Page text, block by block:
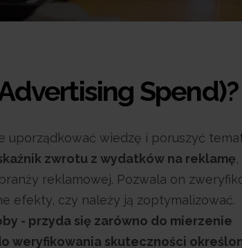
Spend)?
uporządkować wiedzę i poruszyć
zwrotu z wydatków na reklamę
reklamowej. Pozwala on
efekty, czy należy ją zoptymalizować.
- przyda się zarówno do mierzenie
weryfikowania skuteczności